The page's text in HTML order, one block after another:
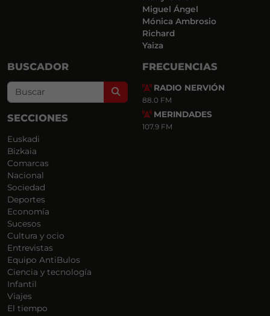
Miguel Ángel
Mónica Ambrosio
Richard
Yaiza
BUSCADOR
Search
SECCIONES
Euskadi
Bizkaia
Comarcas
Nacional
Sociedad
Deportes
Economía
Sucesos
Cultura y ocio
Entrevistas
Equipo AntiBulos
Ciencia y tecnología
Infantil
Viajes
El tiempo
FRECUENCIAS
RADIO NERVIÓN
88.0 FM
MERINDADES
107.9 FM